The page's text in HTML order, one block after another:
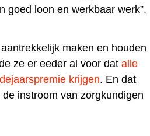
goed loon en werkbaar werk”,
maken en houden
ze er eeder al voor datalle
krijgen. En dat
instroom van zorgkundigen